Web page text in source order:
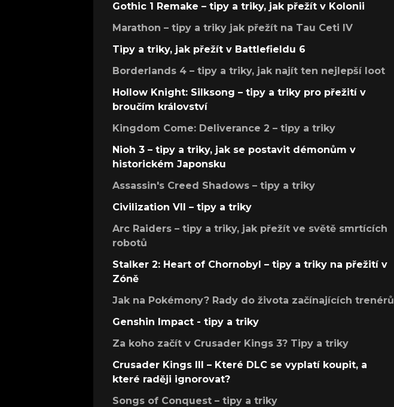
Gothic 1 Remake – tipy a triky, jak přežít v Kolonii
Marathon – tipy a triky jak přežít na Tau Ceti IV
Tipy a triky, jak přežít v Battlefieldu 6
Borderlands 4 – tipy a triky, jak najít ten nejlepší loot
Hollow Knight: Silksong – tipy a triky pro přežití v
broučím království
Kingdom Come: Deliverance 2 – tipy a triky
Nioh 3 – tipy a triky, jak se postavit démonům v
historickém Japonsku
Assassin's Creed Shadows – tipy a triky
Civilization VII – tipy a triky
Arc Raiders – tipy a triky, jak přežít ve světě smrtících
robotů
Stalker 2: Heart of Chornobyl – tipy a triky na přežití v
Zóně
Jak na Pokémony? Rady do života začínajících trenérů
Genshin Impact - tipy a triky
Za koho začít v Crusader Kings 3? Tipy a triky
Crusader Kings III – Které DLC se vyplatí koupit, a
které raději ignorovat?
Songs of Conquest – tipy a triky